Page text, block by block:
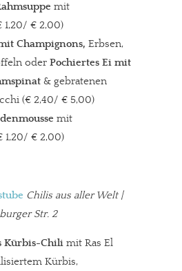
mit
1,20/ € 2,00)
Champignons, Erbsen,
oder Pochiertes Ei mit
& gebratenen
(€ 2,40/ € 5,00)
mit
1,20/ € 2,00)
Chilis aus aller Welt|
Str. 2
Kürbis-Chili mit Ras El
Kürbis,